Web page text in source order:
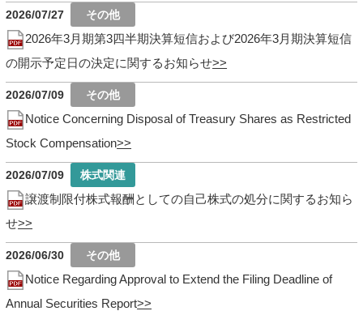
2026/07/27
2026年3月期第3四半期決算短信および2026年3月期決算短信
の開示予定日の決定に関するお知らせ
2026/07/09
Notice Concerning Disposal of Treasury Shares as Restricted
Stock Compensation
2026/07/09
譲渡制限付株式報酬としての自己株式の処分に関するお知ら
せ
2026/06/30
Notice Regarding Approval to Extend the Filing Deadline of
Annual Securities Report